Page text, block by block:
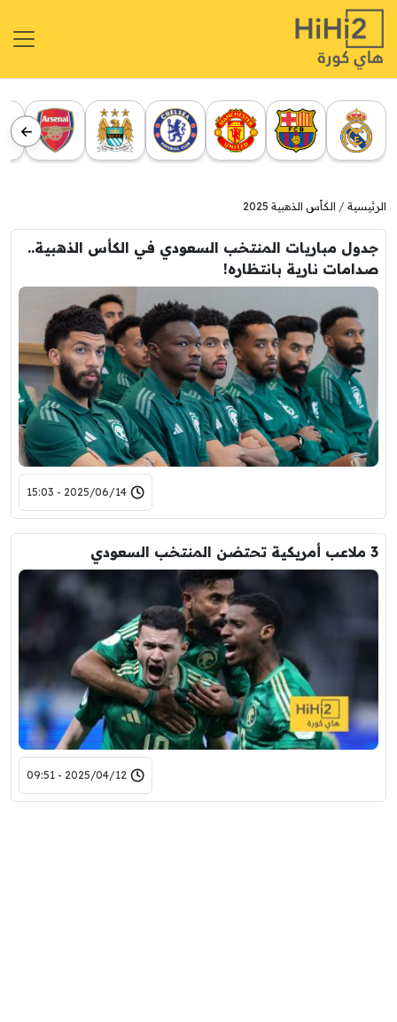
الرئيسية الكأس الذهبية 2025
جدول مباريات المنتخب السعودي في الكأس الذهبية..
صدامات نارية بانتظاره!
2025/06/14 - 15:03
3 ملاعب أمريكية تحتضن المنتخب السعودي
2025/04/12 - 09:51